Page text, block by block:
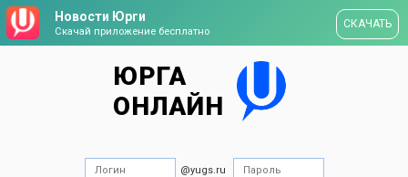
Новости Юрги
Скачай приложение бесплатно
СКАЧАТЬ
ЮРГА
ОНЛАЙН
@yugs.ru